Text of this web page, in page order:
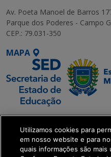
Av. Poeta Manoel de Barros
Parque dos Poderes - Campo
CEP.: 79.031-350
MAPA
SETDIG | Secretaria-
Executiva de
Transformação Digital
Utilizamos cookies para
em nosso website e para
quais informações são